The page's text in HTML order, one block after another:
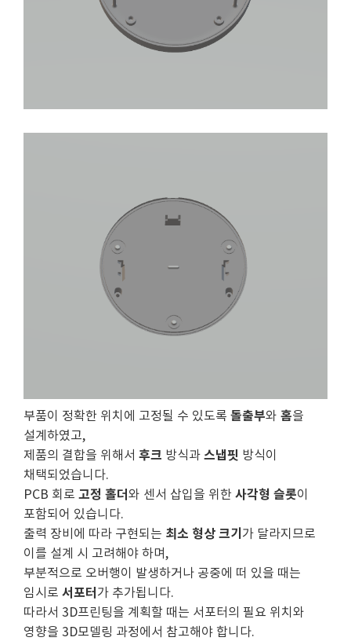
부품이 정확한 위치에 고정될 수 있도록 돌출부와 홈을
설계하였고,
제품의 결합을 위해서 후크 방식과 스냅핏 방식이
채택되었습니다.
PCB 회로 고정 홀더 와 센서 삽입을 위한 사각형 슬롯이
포함되어 있습니다.
출력 장비에 따라 구현되는 최소 형상 크기 가 달라지므로
이를 설계 시 고려해야 하며,
부분적으로 오버행이 발생하거나 공중에 떠 있을 때는
임시로 서포터 가 추가됩니다.
따라서 3D프린팅을 계획할 때는 서포터의 필요 위치와
영향을 3D모델링 과정에서 참고해야 합니다.